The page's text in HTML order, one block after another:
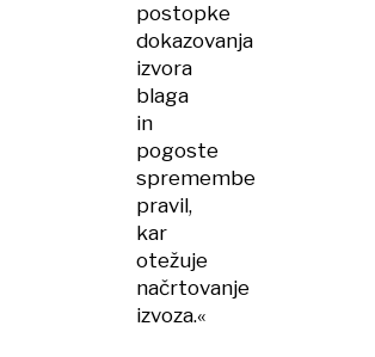
postopke
dokazovanja
izvora
blaga
in
pogoste
spremembe
pravil,
kar
otežuje
načrtovanje
izvoza.«